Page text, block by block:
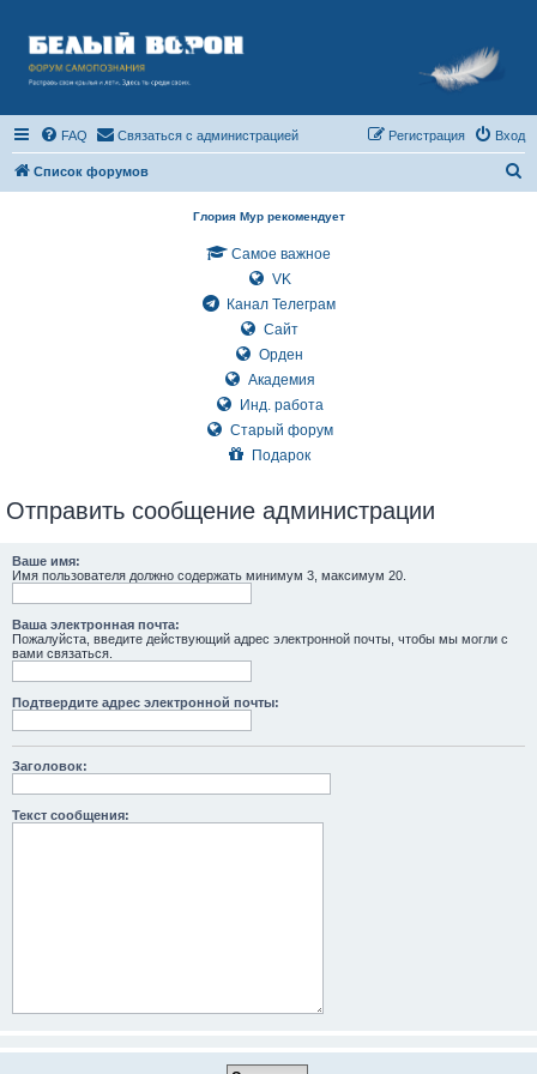
FAQ Связаться с администрацией Вход
Регистрация
Список форумов
Глория Мур рекомендует
Самое важное
VK
Канал Телеграм
Сайт
Орден
Академия
Инд. работа
Старый форум
Подарок
Отправить сообщение администрации
Ваше имя:
Имя пользователя должно содержать минимум 3, максимум 20.
Ваша электронная почта:
Пожалуйста, введите действующий адрес электронной почты, чтобы мы могли с
вами связаться.
Подтвердите адрес электронной почты:
Заголовок:
Текст сообщения: